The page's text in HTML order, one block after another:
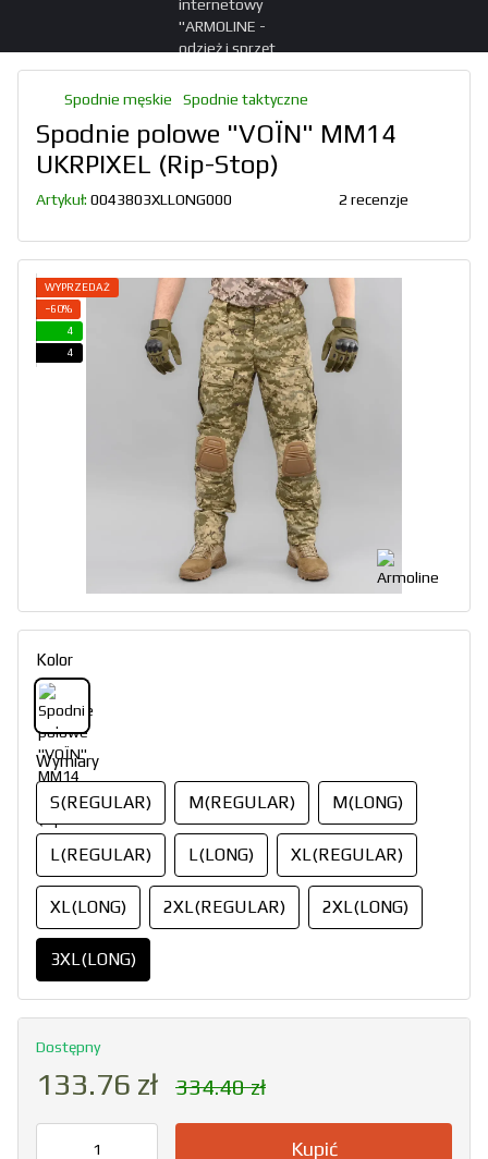
Spodnie męskie Spodnie taktyczne
Spodnie polowe "VOЇN" MM14
UKRPIXEL (Rip-Stop)
Artykuł: 0043803XLLONG000 2 recenzje
WYPRZEDAŻ
−60%
4
4
Kolor
Wymiary
S(REGULAR) M(REGULAR) M(LONG)
L(REGULAR) L(LONG) XL(REGULAR)
XL(LONG) 2XL(REGULAR) 2XL(LONG)
3XL(LONG)
Dostępny
133.76 zł 334.40 zł
Kupić